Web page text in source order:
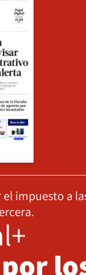
impuesto a